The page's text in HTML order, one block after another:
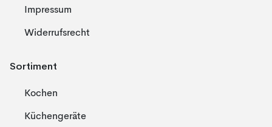
Impressum
Widerrufsrecht
Sortiment
Kochen
Küchengeräte